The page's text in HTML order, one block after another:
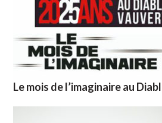
Le mois de l’imaginaire au